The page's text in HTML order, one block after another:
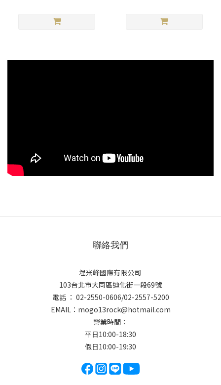
聯絡我們
埕米峰國際有限公司
103台北市大同區迪化街一段69號
電話 ： 02-2550-0606/02-2557-5200
EMAIL： mogo13rock@hotmail.com
營業時間：
平日10:00-18:30
假日10:00-19:30